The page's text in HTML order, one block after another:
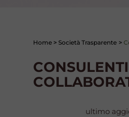
Home > Società Trasparente >
ultimo